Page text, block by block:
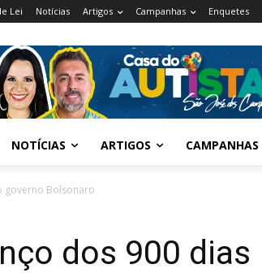
Lei Notícias Artigos Campanhas Enquetes
NOTÍCIAS ARTIGOS CAMPANHAS
governo Bolsonaro
dos 900 dias